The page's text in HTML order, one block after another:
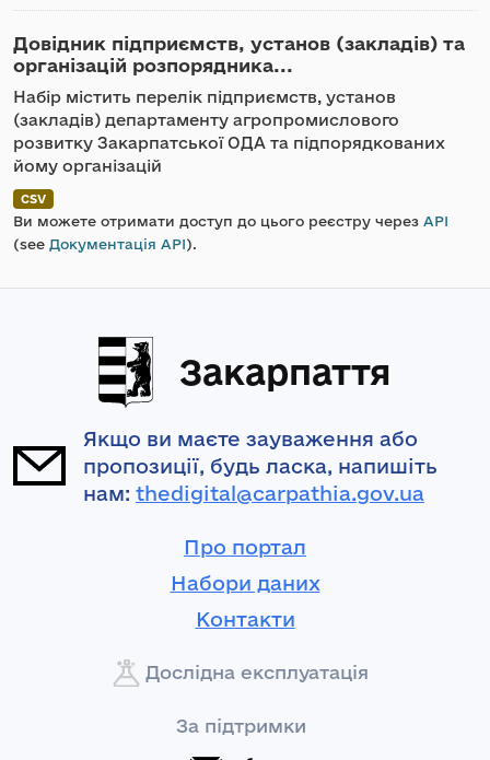
Довідник підприємств, установ (закладів) та
організацій розпорядника...
Набір містить перелік підприємств, установ
(закладів) департаменту агропромислового
розвитку Закарпатської ОДА та підпорядкованих
йому організацій
CSV
Ви можете отримати доступ до цього реєстру через API
(see Документація API).
Закарпаття
Якщо ви маєте зауваження або
пропозиції, будь ласка, напишіть
нам: thedigital@carpathia.gov.ua
Про портал
Набори даних
Контакти
Дослідна експлуатація
За підтримки